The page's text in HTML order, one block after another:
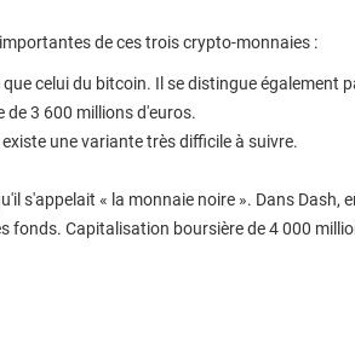
de ces trois crypto-monnaies :
celui du bitcoin. Il se distingue également
3 600 millions d'euros.
une variante très difficile à suivre.
s'appelait « la monnaie noire ». Dans Dash,
fonds. Capitalisation boursière de 4 000